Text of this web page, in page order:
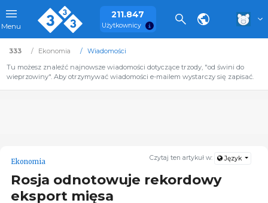
Menu
211.847
Użytkownicy
333 Ekonomia
Wiadomości
Tu możesz znaleźć najnowsze wiadomości dotyczące trzody, "od świni do
wieprzowiny". Aby otrzymywać wiadomości e-mailem wystarczy się zapisać.
Czytaj ten artykuł w: Język
Ekonomia
Rosja odnotowuje rekordowy
eksport mięsa